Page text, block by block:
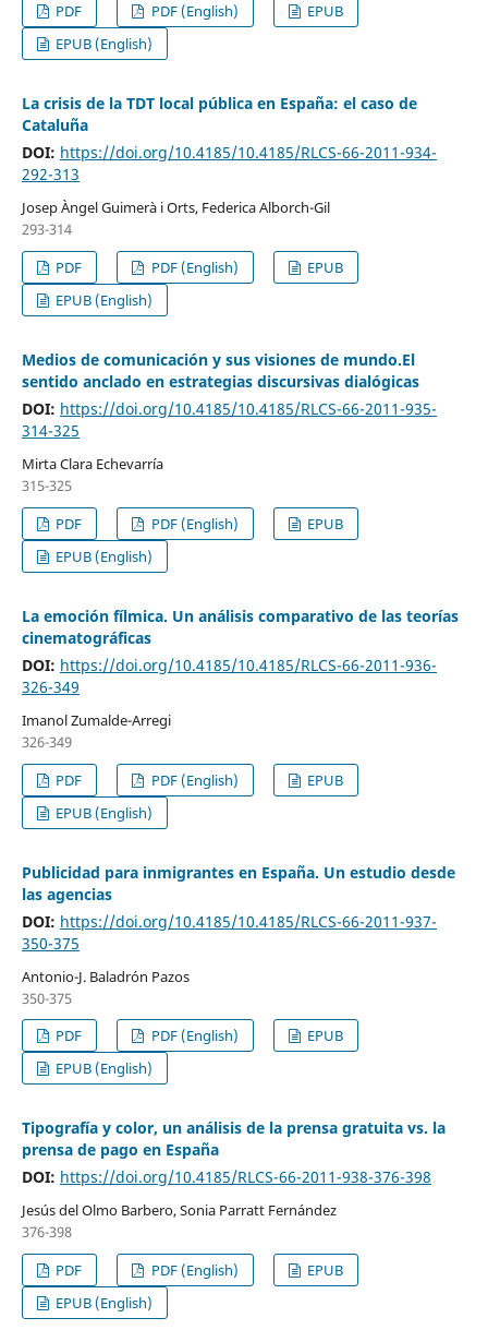
PDF PDF (English)
EPUB
EPUB (English)
La crisis de la TDT local pública en España: el caso de
Cataluña
DOI: https://doi.org/10.4185/10.4185/RLCS-66-2011-934-
292-313
Josep Àngel Guimerà i Orts, Federica Alborch-Gil
293-314
PDF
PDF (English)
EPUB
EPUB (English)
Medios de comunicación y sus visiones de mundo.El
sentido anclado en estrategias discursivas dialógicas
DOI: https://doi.org/10.4185/10.4185/RLCS-66-2011-935-
314-325
Mirta Clara Echevarría
315-325
PDF
PDF (English)
EPUB
EPUB (English)
La emoción fílmica. Un análisis comparativo de las teorías
cinematográficas
DOI: https://doi.org/10.4185/10.4185/RLCS-66-2011-936-
326-349
Imanol Zumalde-Arregi
326-349
PDF
PDF (English)
EPUB
EPUB (English)
Publicidad para inmigrantes en España. Un estudio desde
las agencias
DOI: https://doi.org/10.4185/10.4185/RLCS-66-2011-937-
350-375
Antonio-J. Baladrón Pazos
350-375
PDF
PDF (English)
EPUB
EPUB (English)
Tipografía y color, un análisis de la prensa gratuita vs. la
prensa de pago en España
DOI: https://doi.org/10.4185/RLCS-66-2011-938-376-398
Jesús del Olmo Barbero, Sonia Parratt Fernández
376-398
PDF
PDF (English)
EPUB
EPUB (English)